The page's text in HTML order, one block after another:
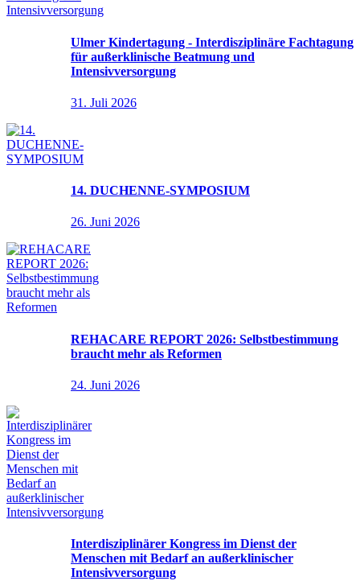
Ulmer Kindertagung - Interdisziplinäre Fachtagung
für außerklinische Beatmung und
Intensivversorgung
31. Juli 2026
14. DUCHENNE-SYMPOSIUM
26. Juni 2026
REHACARE REPORT 2026: Selbstbestimmung
braucht mehr als Reformen
24. Juni 2026
Interdisziplinärer Kongress im Dienst der
Menschen mit Bedarf an außerklinischer
Intensivversorgung